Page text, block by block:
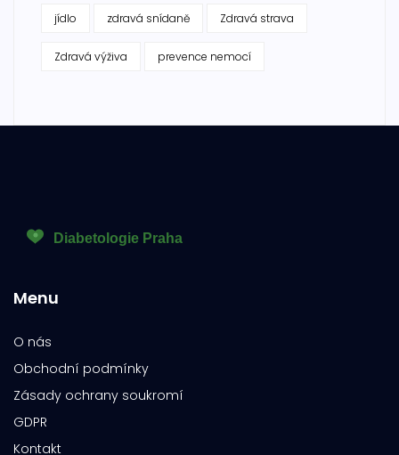
jídlo zdravá snídaně Zdravá strava
Zdravá výživa prevence nemocí
Menu
O nás
Obchodní podmínky
Zásady ochrany soukromí
GDPR
Kontakt